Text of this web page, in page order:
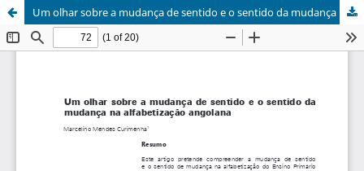
Um olhar sobre a mudança de sentido e o sentido da mudança na alfabetização angolana